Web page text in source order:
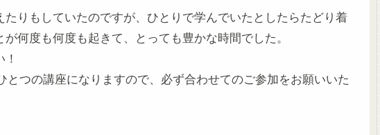
りもしていたのですが、ひとりで学んでいたとしたらたどり着
何度も何度も起きて、とっても豊かな時間でした。
とつの講座になりますので、必ず合わせてのご参加をお願いいた